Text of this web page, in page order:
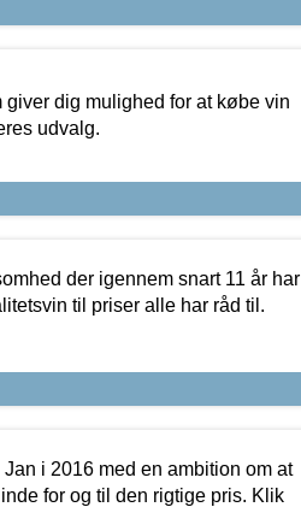
dig mulighed for at købe vin
udvalg.
der igennem snart 11 år har
til priser alle har råd til.
i 2016 med en ambition om at
for og til den rigtige pris. Klik